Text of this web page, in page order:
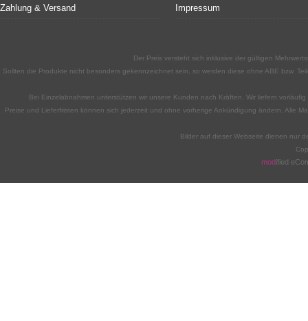
Zahlung & Versand
Impressum
Der Preis versteht sich inklusive der gültigen
Sollten die Produkte nicht besonders gekennzeichnet sein, so werden diese ohne ABE bzw.
Bei Einzelabnahmen unterstützen wir unsere Kunden nach Kräften. Wir liefern
Preise und Lieferfristen können sich jederzeit und ohne vorherige Ankündigung ändern. Alle
Bilder auf dieser Webseite dienen nur
modified